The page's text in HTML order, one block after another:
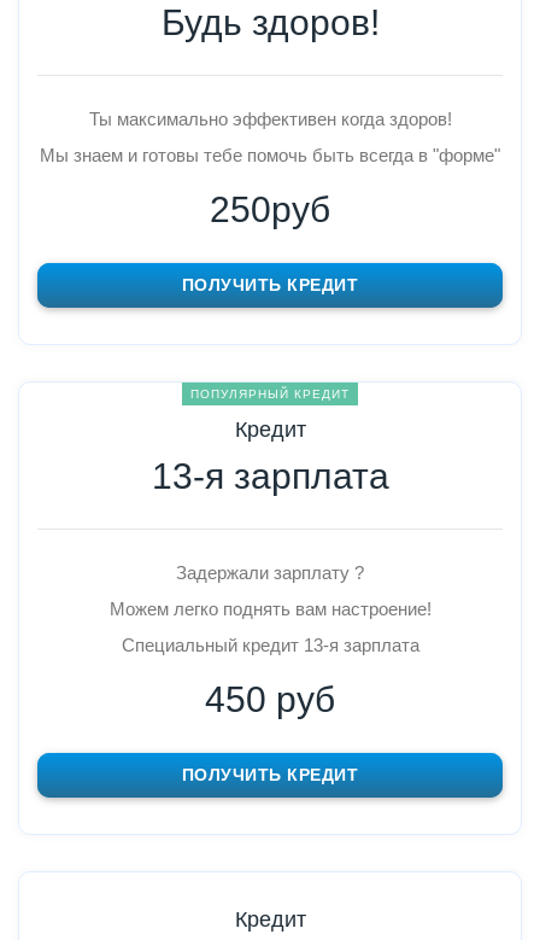
Будь здоров!
Ты максимально эффективен когда здоров!
Мы знаем и готовы тебе помочь быть всегда в "форме"
250руб
ПОЛУЧИТЬ КРЕДИТ
ПОПУЛЯРНЫЙ КРЕДИТ
Кредит
13-я зарплата
Задержали зарплату ?
Можем легко поднять вам настроение!
Специальный кредит 13-я зарплата
450 руб
ПОЛУЧИТЬ КРЕДИТ
Кредит